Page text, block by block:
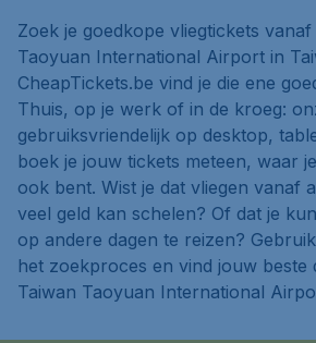
Zoek je goedkope vliegtickets
Taoyuan International Airport in
CheapTickets.be vind je die ene
Thuis, op je werk of in de kroeg:
gebruiksvriendelijk op desktop,
boek je jouw tickets meteen, waar
ook bent. Wist je dat vliegen vanaf
veel geld kan schelen? Of dat je
op andere dagen te reizen?
het zoekproces en vind jouw beste
Taiwan Taoyuan International